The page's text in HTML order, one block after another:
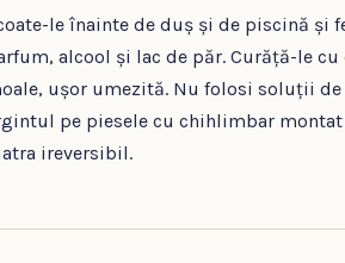
le înainte de duș și de piscină și
alcool și lac de păr. Curăță-le cu
ușor umezită. Nu folosi soluții
pe piesele cu chihlimbar
ireversibil.